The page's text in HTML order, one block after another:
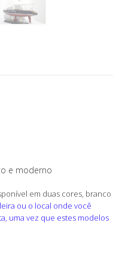
e moderno
em duas cores, branco
ou o local onde você
uma vez que estes modelos